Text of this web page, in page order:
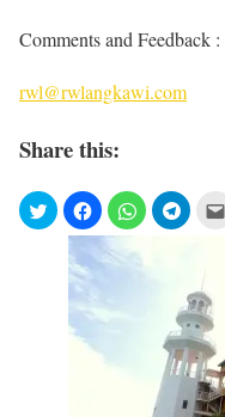
Comments and Feedback :
rwl@rwlangkawi.com
Share this: